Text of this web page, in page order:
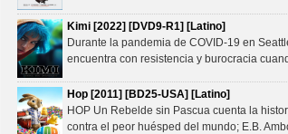
Kimi [2022] [DVD9-R1] [Latino]
Durante la pandemia de COVID-19 en
encuentra con resistencia y burocracia
Hop [2011] [BD25-USA] [Latino]
HOP Un Rebelde sin Pascua cuenta la
contra el peor huésped del mundo; E.B.